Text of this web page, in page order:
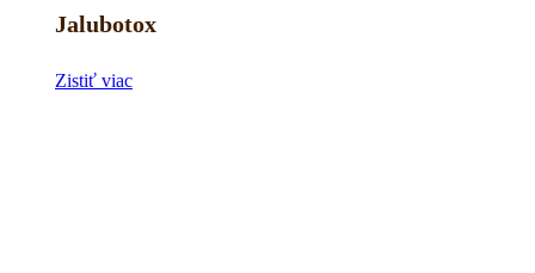
Jalubotox
Zistiť viac